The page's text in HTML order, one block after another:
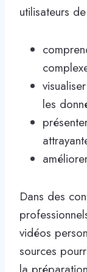
utilisateurs
les
Dans des
vidéos
sources